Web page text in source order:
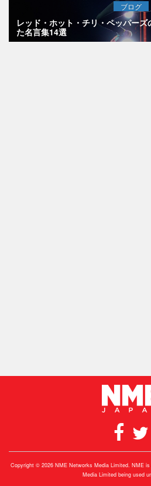
ブログ
レッド・ホット・チリ・ペッパー
た名言集14選
Copyright © 2026 NME Networks Media Limited. NME
Media Limited being used